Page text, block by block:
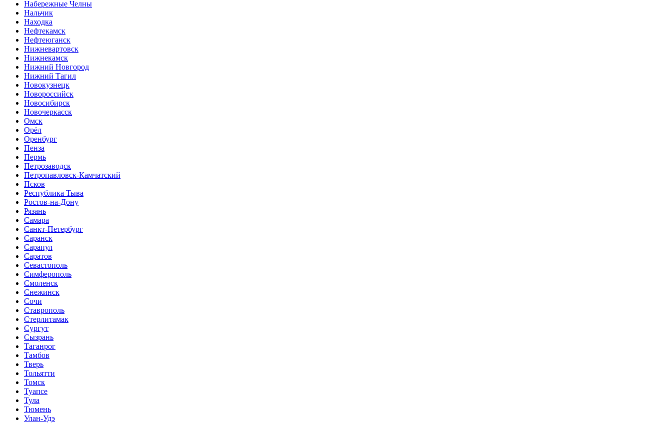
Набережные Челны
Нальчик
Находка
Нефтекамск
Нефтеюганск
Нижневартовск
Нижнекамск
Нижний Новгород
Нижний Тагил
Новокузнецк
Новороссийск
Новосибирск
Новочеркасск
Омск
Орёл
Оренбург
Пенза
Пермь
Петрозаводск
Петропавловск-Камчатский
Псков
Республика Тыва
Ростов-на-Дону
Рязань
Самара
Санкт-Петербург
Саранск
Сарапул
Саратов
Севастополь
Симферополь
Смоленск
Снежинск
Сочи
Ставрополь
Стерлитамак
Сургут
Сызрань
Таганрог
Тамбов
Тверь
Тольятти
Томск
Туапсе
Тула
Тюмень
Улан-Удэ